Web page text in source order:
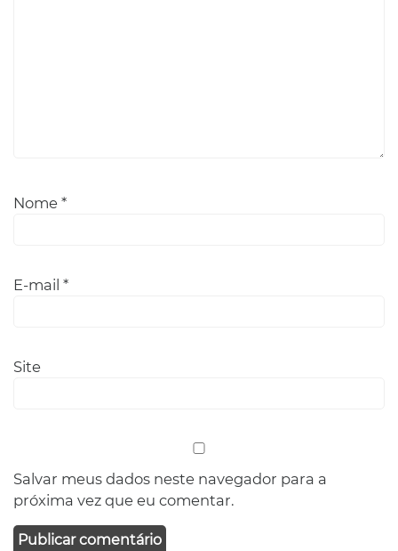
Nome *
E-mail *
Site
Salvar meus dados neste navegador para a
próxima vez que eu comentar.